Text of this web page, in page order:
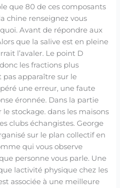
que 80 de ces composants
chine renseignez vous
Avant de répondre aux
que la salive est en pleine
l’avaler. Le point D
les fractions plus
apparaître sur le
une erreur, une faute
éronnée. Dans la partie
stockage. dans les maisons
clubs échangistes. George
sur le plan collectif en
qui vous observe
personne vous parle. Une
lactivité physique chez les
associée à une meilleure